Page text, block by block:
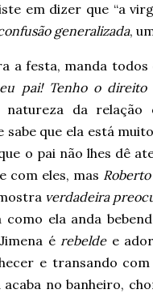
em dizer que “a
generalizada,
a festa, manda todos
pai! Tenho o
natureza da
sabe que ela está
o pai não lhes dê
com eles, mas
verdadeira
ela anda
é rebeldee
e transando
no banheiro,